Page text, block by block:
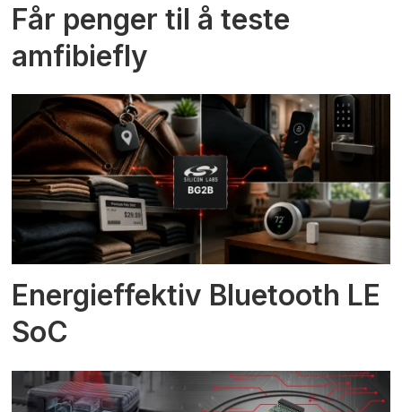
Får penger til å teste
amfibiefly
Energieffektiv Bluetooth LE
SoC